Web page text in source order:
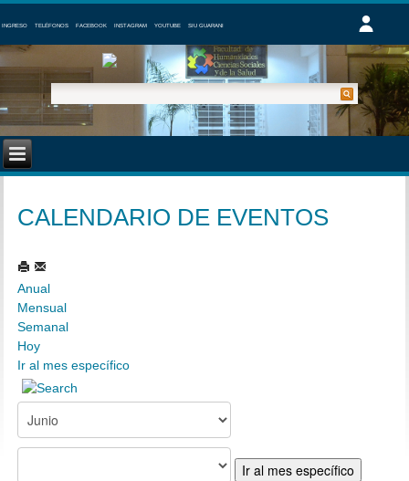
INGRESO TELÉFONOS FACEBOOK INSTAGRAM YOUTUBE SIU GUARANI
CALENDARIO DE EVENTOS
Anual
Mensual
Semanal
Hoy
Ir al mes específico
Ir al mes específico